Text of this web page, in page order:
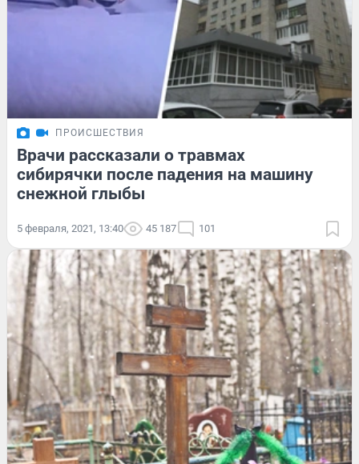
ПРОИСШЕСТВИЯ
Врачи рассказали о травмах
сибирячки после падения на машину
снежной глыбы
5 февраля, 2021, 13:40 45 187 101